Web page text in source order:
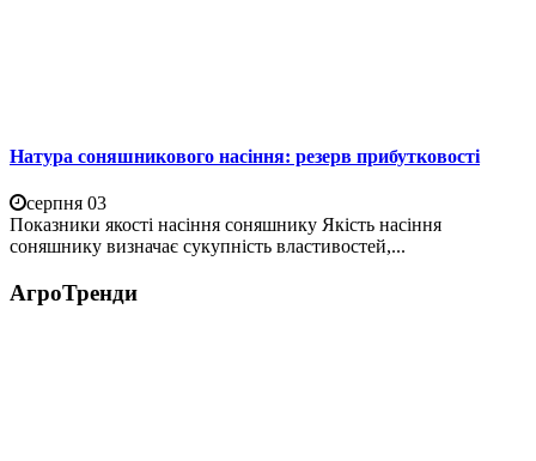
Натура соняшникового насіння: резерв прибутковості
серпня 03
Показники якості насіння соняшнику Якість насіння
соняшнику визначає сукупність властивостей,...
АгроТренди